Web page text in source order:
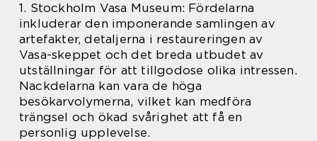
1. Stockholm Vasa Museum: Fördelarna
inkluderar den imponerande samlingen av
artefakter, detaljerna i restaureringen av
Vasa-skeppet och det breda utbudet av
utställningar för att tillgodose olika intressen.
Nackdelarna kan vara de höga
besökarvolymerna, vilket kan medföra
trängsel och ökad svårighet att få en
personlig upplevelse.